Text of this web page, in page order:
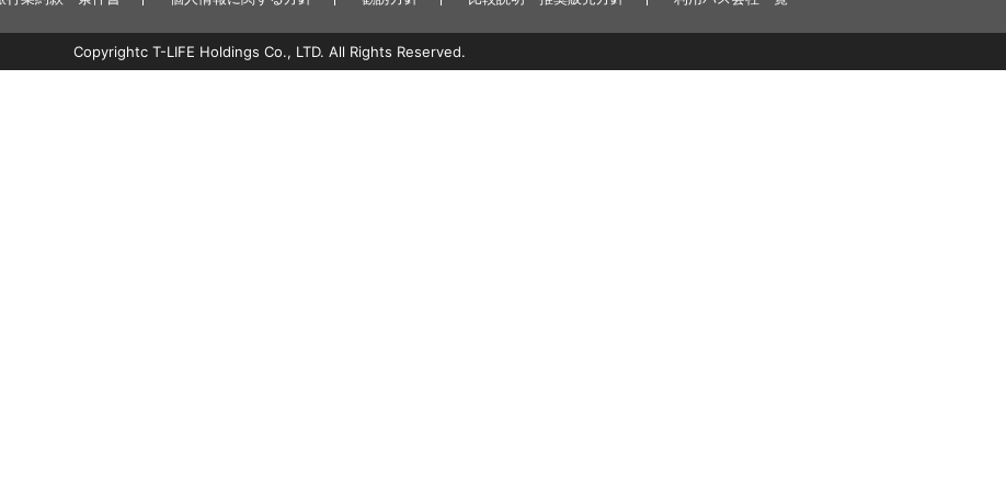
Copyrightc T-LIFE Holdings Co., LTD. All Rights Reserved.